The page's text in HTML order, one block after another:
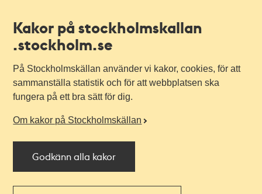
Kakor på stockholmskallan
.stockholm.se
På Stockholmskällan använder vi kakor, cookies, för att
sammanställa statistik och för att webbplatsen ska
fungera på ett bra sätt för dig.
Om kakor på Stockholmskällan
Godkänn alla kakor